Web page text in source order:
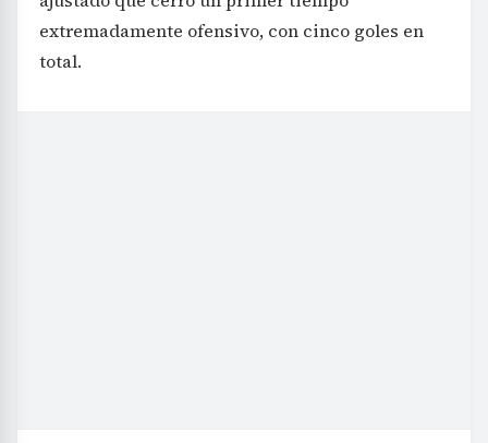
extremadamente ofensivo, con cinco goles en
total.